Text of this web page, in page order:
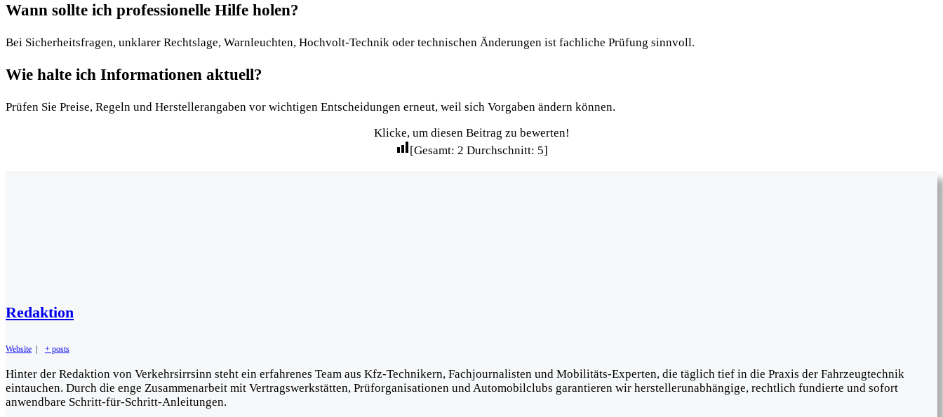
Wann sollte ich professionelle Hilfe holen?
Bei Sicherheitsfragen, unklarer Rechtslage, Warnleuchten, Hochvolt-Technik oder technischen Änderungen ist fachliche Prüfung sinnvoll.
Wie halte ich Informationen aktuell?
Prüfen Sie Preise, Regeln und Herstellerangaben vor wichtigen Entscheidungen erneut, weil sich Vorgaben ändern können.
Klicke, um diesen Beitrag zu bewerten!
[Gesamt: 2 Durchschnitt: 5]
Redaktion
Website + posts
Hinter der Redaktion von Verkehrsirrsinn steht ein erfahrenes Team aus Kfz-Technikern, Fachjournalisten und Mobilitäts-Experten, die täglich tief in die Praxis der Fahrzeugtechnik
eintauchen. Durch die enge Zusammenarbeit mit Vertragswerkstätten, Prüforganisationen und Automobilclubs garantieren wir herstellerunabhängige, rechtlich fundierte und sofort
anwendbare Schritt-für-Schritt-Anleitungen.